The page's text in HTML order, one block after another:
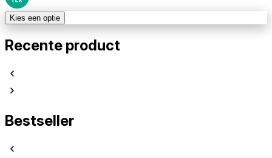
Kies een optie
Recente product
Bestseller